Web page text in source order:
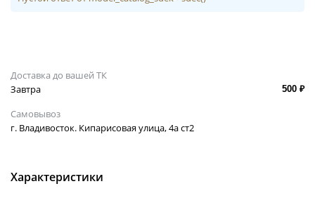
Доставка до вашей ТК
Завтра
500 ₽
Самовывоз
г. Владивосток. Кипарисовая улица, 4а ст2
Характеристики